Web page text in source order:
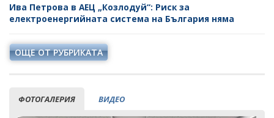
Ива Петрова в АЕЦ „Козлодуй“: Риск за
електроенергийната система на България няма
ОЩЕ ОТ РУБРИКАТА
ФОТОГАЛЕРИЯ ВИДЕО